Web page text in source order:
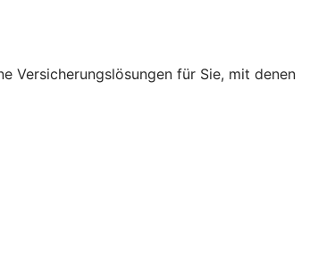
Versicherungslösungen für Sie, mit denen